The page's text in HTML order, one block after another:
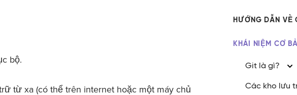
bộ.
từ xa (có thể trên internet hoặc một máy chủ
HƯỚNG DẪN VỀ
​KHÁI NIỆM CƠ
Git là gì?
Các kho lưu